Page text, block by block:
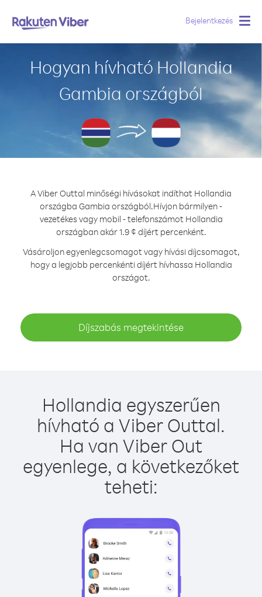
Bejelentkezés
Hogyan hívható Hollandia
Gambia országból
A Viber Outtal minőségi hívásokat indíthat Hollandia
országba Gambia országból.Hívjon bármilyen -
vezetékes vagy mobil - telefonszámot Hollandia
országban akár 1.9 ¢ díjért percenként.
Vásároljon egyenlegcsomagot vagy hívási díjcsomagot,
hogy a legjobb percenkénti díjért hívhassa Hollandia
országot.
Díjszabás megtekintése
Hollandia egyszerűen
hívható a Viber Outtal.
Ha van Viber Out
egyenlege, a következőket
teheti: